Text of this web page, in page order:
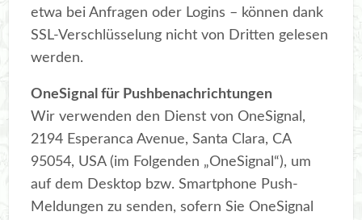
etwa bei Anfragen oder Logins – können dank
SSL-Verschlüsselung nicht von Dritten gelesen
werden.
OneSignal für Pushbenachrichtungen
Wir verwenden den Dienst von OneSignal,
2194 Esperanca Avenue, Santa Clara, CA
95054, USA (im Folgenden „OneSignal“), um
auf dem Desktop bzw. Smartphone Push-
Meldungen zu senden, sofern Sie OneSignal